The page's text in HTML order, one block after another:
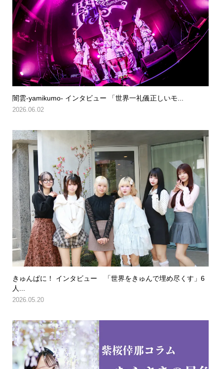
闇雲-yamikumo- インタビュー 「世界一礼儀正しいモ...
2026.06.02
きゅんぱに！ インタビュー 「世界をきゅんで埋め尽くす」6
人...
2026.05.20